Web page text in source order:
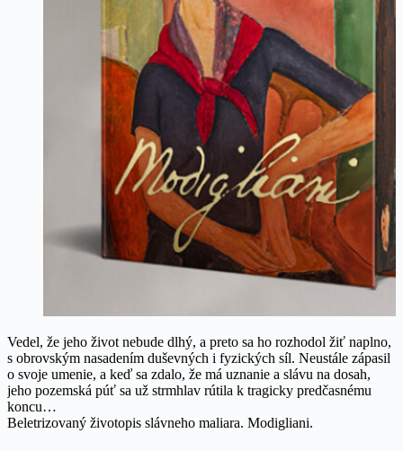
Vedel, že jeho život nebude dlhý, a preto sa ho rozhodol žiť naplno,
s obrovským nasadením duševných i fyzických síl. Neustále zápasil
o svoje umenie, a keď sa zdalo, že má uznanie a slávu na dosah,
jeho pozemská púť sa už strmhlav rútila k tragicky predčasnému
koncu…
Beletrizovaný životopis slávneho maliara. Modigliani.